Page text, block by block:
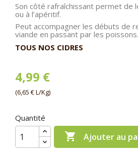
Son côté rafraîchissant permet de
ou à l’apéritif.
Peut accompagner les débuts de
viande en passant par les poissons.
TOUS NOS CIDRES
4,99 €
(6,65 € L/Kg)
Quantité
 Ajouter au